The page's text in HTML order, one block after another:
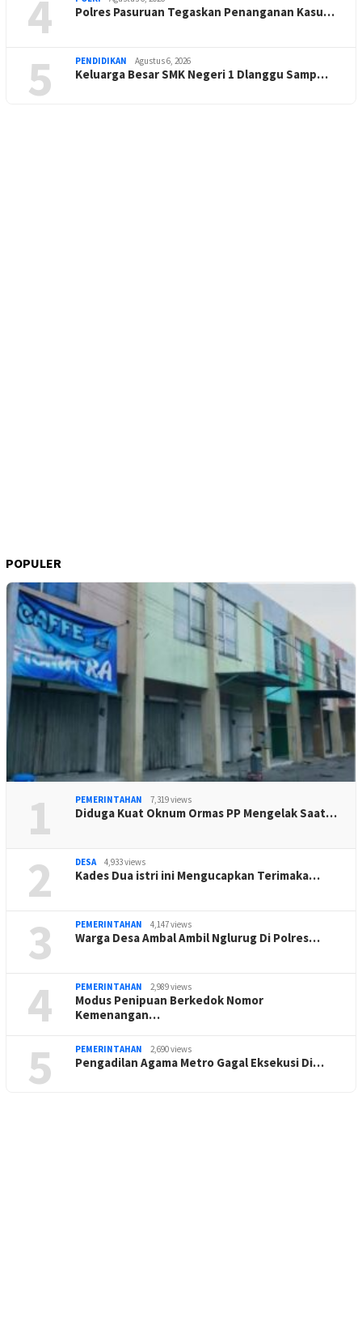
4 Polres Pasuruan Tegaskan Penanganan Kasu…
5 PENDIDIKAN Agustus 6, 2026
Keluarga Besar SMK Negeri 1 Dlanggu Samp…
POPULER
1 PEMERINTAHAN 7,319 views
Diduga Kuat Oknum Ormas PP Mengelak Saat…
2 DESA 4,933 views
Kades Dua istri ini Mengucapkan Terimaka…
3 PEMERINTAHAN 4,147 views
Warga Desa Ambal Ambil Nglurug Di Polres…
4 PEMERINTAHAN 2,989 views
Modus Penipuan Berkedok Nomor
Kemenangan…
5 PEMERINTAHAN 2,690 views
Pengadilan Agama Metro Gagal Eksekusi Di…